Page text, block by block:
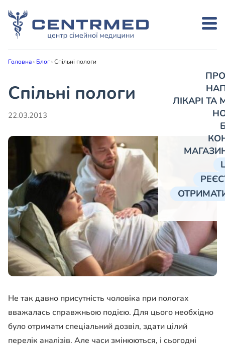
ЛІКАРІ
Головна› Блог›Спільні пологи
Спільні пологи
22.03.2013
Не так давно присутність чоловіка при пологах
вважалась справжньою подією. Для цього необхідно
було отримати спеціальний дозвіл, здати цілий
перелік аналізів. Але часи змінюються, і сьогодні